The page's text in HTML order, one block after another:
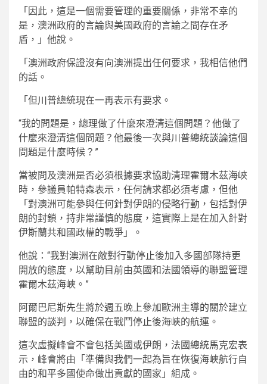
「因此，這是一個需要管理的重要關係，非常不幸的
是，澳洲政府的言論與美國政府的言論之間存在矛
盾，」他說。
「澳洲政府保證沒有向澳洲提出任何要求，我相信他們
的話。
「但川普總統現在一再表示有要求。
“我的問題是，總理做了什麼來澄清這個問題？他做了
什麼來澄清這個問題？他最後一次與川普總統談論這個
問題是什麼時候？”
當被問及澳洲是否必須根據要求協助清理霍爾木茲海峽
時，參議員帕特森表示，任何請求都必須考慮，但他
「對澳洲可能參與任何針對伊朗的侵略行動，包括對伊
朗的封鎖，持非常謹慎的態度，這實際上是在加入針對
伊斯蘭共和國政權的戰爭」。
他說：“我對澳洲在敵對行動停止後加入多國部隊持更
開放的態度，以幫助目前由英國和法國領導的聯盟管理
霍爾木茲海峽。”
阿爾巴尼斯先生將於週五晚上參加歐洲主導的關於建立
聯盟的談判，以確保在戰鬥停止後海峽的航運。
這次虛擬峰會不會包括美國或伊朗，法國總統馬克宏表
示，峰會將由「準備與我們一起為旨在恢復海峽航行自
由的和平多國使命做出貢獻的國家」組成。